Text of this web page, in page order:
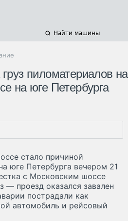
Найти машины
пиломатериалов на
на юге Петербурга
стало причиной
юге Петербурга вечером 21
с Московским шоссе
— проезд оказался завален
пострадали как
автомобиль и рейсовый